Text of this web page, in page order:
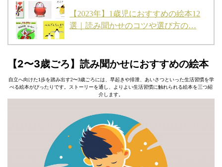
【2023年】1歳児におすすめの絵本12
選｜読み聞かせのコツや選び方の…
【2〜3歳ごろ】読み聞かせにおすすめの絵本
自立へ向けた1歩を踏み出す2〜3歳ごろには、早起きや排泄、あいさつといった生活習慣を学
べる絵本がぴったりです。ストーリーを通し、よりよい生活習慣に触れられる絵本を三つ紹
介します。